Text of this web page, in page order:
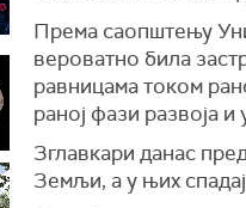
Према саопштењу
вероватно била
равницама током
раној фази развоја
Зглавкари данас
Земљи, а у њих